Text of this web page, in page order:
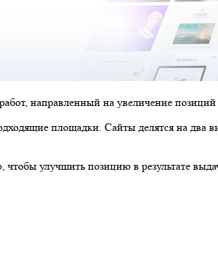
направленный на увеличение позиций
площадки. Сайты делятся на два
улучшить позицию в результате